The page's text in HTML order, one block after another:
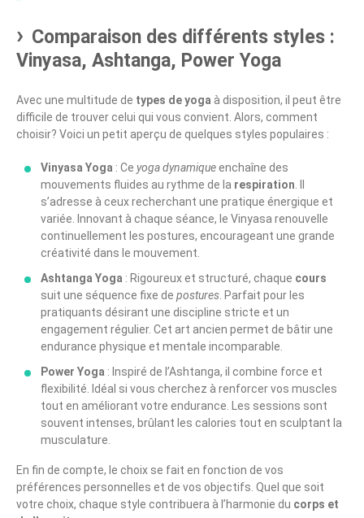
Comparaison des différents styles :
Vinyasa, Ashtanga, Power Yoga
Avec une multitude de types de yoga à disposition, il peut être
difficile de trouver celui qui vous convient. Alors, comment
choisir? Voici un petit aperçu de quelques styles populaires :
Vinyasa Yoga : Ce yoga dynamiqueenchaîne des
mouvements fluides au rythme de la respiration
s’adresse à ceux recherchant une pratique énergique et
variée. Innovant à chaque séance, le Vinyasa renouvelle
continuellement les postures, encourageant une grande
créativité dans le mouvement.
Ashtanga Yoga : Rigoureux et structuré, chaque cours
suit une séquence fixe de postures . Parfait pour les
pratiquants désirant une discipline stricte et un
engagement régulier. Cet art ancien permet de bâtir une
endurance physique et mentale incomparable.
Power Yoga : Inspiré de l’Ashtanga, il combine force et
flexibilité. Idéal si vous cherchez à renforcer vos muscles
tout en améliorant votre endurance. Les sessions sont
souvent intenses, brûlant les calories tout en sculptant la
musculature.
En fin de compte, le choix se fait en fonction de vos
préférences personnelles et de vos objectifs. Quel que soit
votre choix, chaque style contribuera à l’harmonie du corps et